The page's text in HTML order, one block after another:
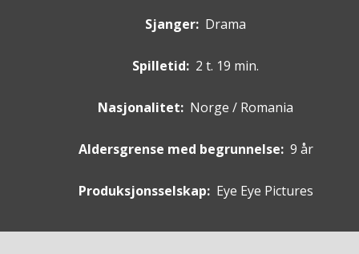
Sjanger: Drama
Spilletid: 2 t. 19 min.
Nasjonalitet: Norge / Romania
Aldersgrense med begrunnelse: 9 år
Produksjonsselskap: Eye Eye Pictures